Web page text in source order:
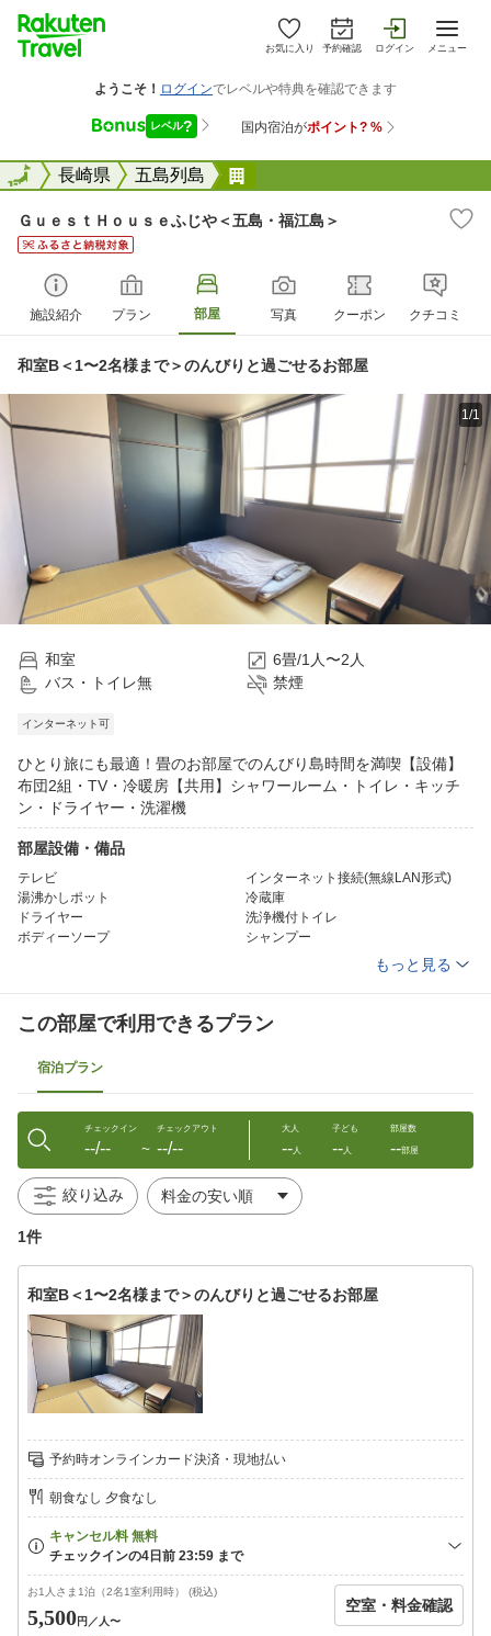
お気に入り 予約確認 ログイン メニュー
全国長崎県 五島列島
全国
ＧｕｅｓｔＨｏｕｓｅふじや＜五島・福江島＞
施設紹介 プラン 部屋 写真 クーポン クチコミ
和室B＜1〜2名様まで＞のんびりと過ごせるお部屋
1/1
和室
6畳/1人〜2人
バス・トイレ無
禁煙
インターネット可
ひとり旅にも最適！畳のお部屋でのんびり島時間を満喫【設備】
布団2組・TV・冷暖房【共用】シャワールーム・トイレ・キッチ
ン・ドライヤー・洗濯機
部屋設備・備品
テレビ
インターネット接続(無線LAN形式)
湯沸かしポット
冷蔵庫
ドライヤー
洗浄機付トイレ
ボディーソープ
シャンプー
バスタオル
スリッパ
電子レンジ（一部・要予約）
もっと見る
この部屋で利用できるプラン
宿泊プラン
チェックイン
--/-- 〜
チェックアウト
--/--
大人
--人
子ども
-- 人
部屋数
--部屋
絞り込み
1件
和室B＜1〜2名様まで＞のんびりと過ごせるお部屋
予約時オンラインカード決済・現地払い
朝食なし 夕食なし
お1人さま1泊（2名1室利用時） (税込)
5,500円 ／人〜
空室・料金確認